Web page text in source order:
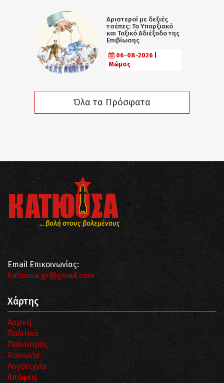
Αριστεροί με δεξιές
τσέπες: Το Υπαρξιακό
και Ταξικό Αδιέξοδο της
Επιβίωσης
06-08-2026 |
Μώμος
Όλα τα Πρόσφατα
... βολή στους βολεμένους
Email Επικοινωνίας:
katiousa.gr@gmail.com
Χάρτης
Αρχική
Πολιτικά
Πολιτισμός
Κοινωνία
Λογοτεχνία
Απόψεις